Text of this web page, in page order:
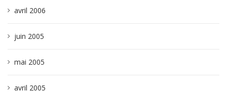
avril 2006
juin 2005
mai 2005
avril 2005